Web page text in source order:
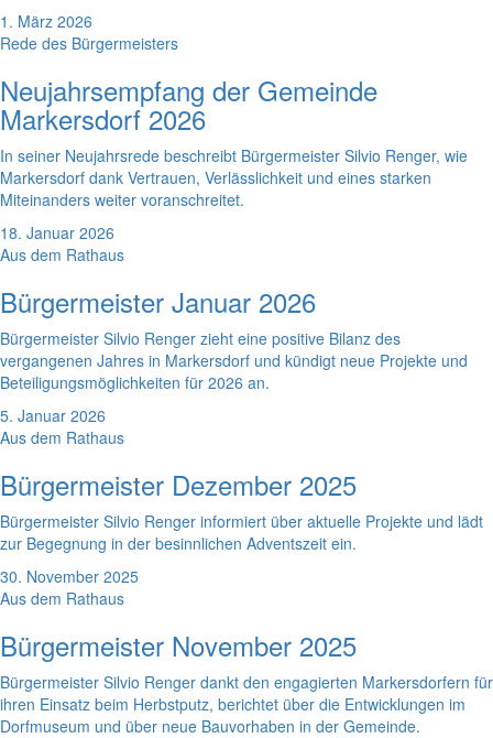
1. März 2026
Rede des Bürgermeisters
Neujahrsempfang der Gemeinde
Markersdorf 2026
In seiner Neujahrsrede beschreibt Bürgermeister Silvio Renger, wie
Markersdorf dank Vertrauen, Verlässlichkeit und eines starken
Miteinanders weiter voranschreitet.
18. Januar 2026
Aus dem Rathaus
Bürgermeister Januar 2026
Bürgermeister Silvio Renger zieht eine positive Bilanz des
vergangenen Jahres in Markersdorf und kündigt neue Projekte und
Beteiligungsmöglichkeiten für 2026 an.
5. Januar 2026
Aus dem Rathaus
Bürgermeister Dezember 2025
Bürgermeister Silvio Renger informiert über aktuelle Projekte und lädt
zur Begegnung in der besinnlichen Adventszeit ein.
30. November 2025
Aus dem Rathaus
Bürgermeister November 2025
Bürgermeister Silvio Renger dankt den engagierten Markersdorfern für
ihren Einsatz beim Herbstputz, berichtet über die Entwicklungen im
Dorfmuseum und über neue Bauvorhaben in der Gemeinde.